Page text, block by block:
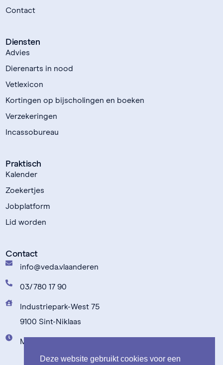
Contact
Diensten
Advies
Dierenarts in nood
Vetlexicon
Kortingen op bijscholingen en boeken
Verzekeringen
Incassobureau
Praktisch
Kalender
Zoekertjes
Jobplatform
Lid worden
Contact
info@veda.vlaanderen
03/780 17 90
Industriepark-West 75
9100 Sint-Niklaas
Maandag t.e.m. vrijdag: 9u00 - 17u00
Deze website gebruikt cookies voor een